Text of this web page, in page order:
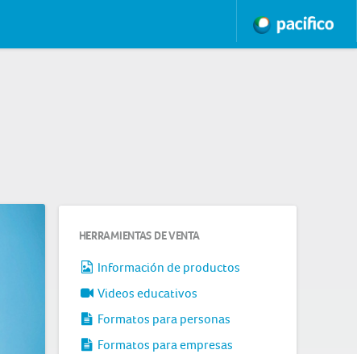
HERRAMIENTAS DE VENTA
Información de productos
Videos educativos
Formatos para personas
Formatos para empresas